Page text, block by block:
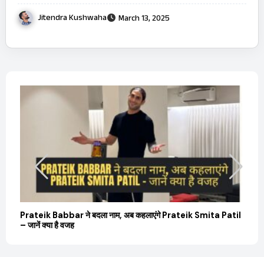
Jitendra Kushwaha March 13, 2025
Prateik Babbar ने बदला नाम, अब कहलाएंगे Prateik Smita Patil
– जानें क्या है वजह